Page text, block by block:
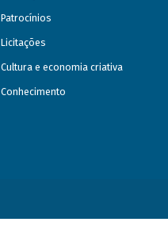
Patrocínios
Licitações
Cultura e economia criativa
Conhecimento